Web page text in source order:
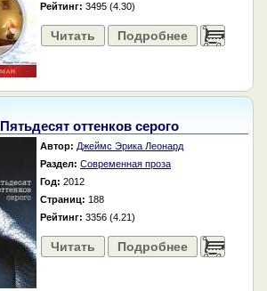
Рейтинг: 3495 (4.30)
Читать Подробнее ......
Пятьдесят оттенков серого
Автор: Джеймс Эрика Леонард
Раздел: Современная проза
Год: 2012
Страниц: 188
Рейтинг: 3356 (4.21)
Читать Подробнее ......